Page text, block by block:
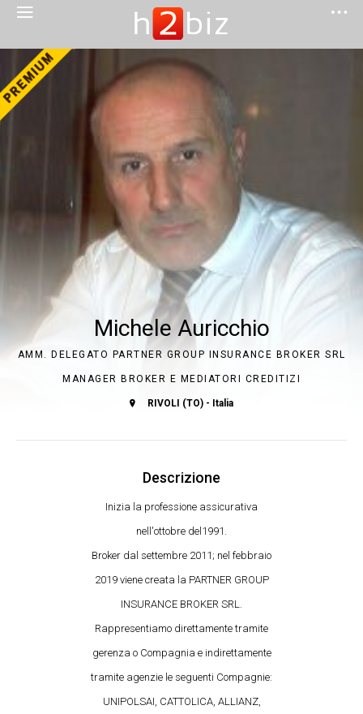
Michele Auricchio
AMM. DELEGATO PARTNER GROUP INSURANCE BROKER SRL
MANAGER BROKER E MEDIATORI CREDITIZI
RIVOLI (TO) - Italia
Descrizione
Inizia la professione assicurativa
nell'ottobre del1991.
Broker dal settembre 2011; nel febbraio
2019 viene creata la PARTNER GROUP
INSURANCE BROKER SRL.
Rappresentiamo direttamente tramite
gerenza o Compagnia e indirettamente
tramite agenzie le seguenti Compagnie:
UNIPOLSAI, CATTOLICA, ALLIANZ,